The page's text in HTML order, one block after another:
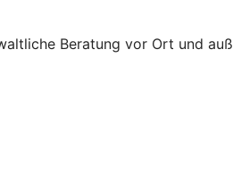
Beratung vor Ort und